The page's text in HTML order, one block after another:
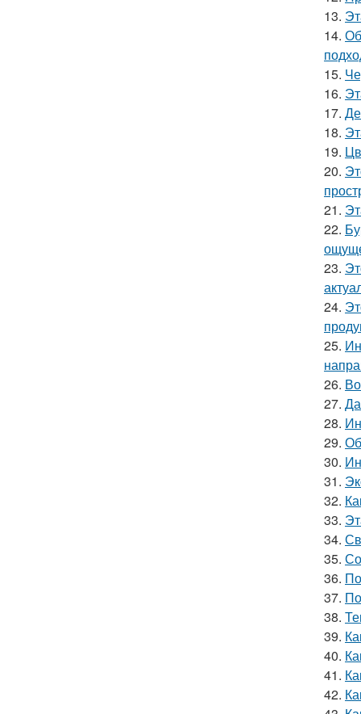
13.
14.
15.
16.
17.
18.
19.
20.
21.
22.
23.
24.
25.
26.
27.
28.
29.
30.
31.
32.
33.
34.
35.
36.
37.
38.
39.
40.
41.
42.